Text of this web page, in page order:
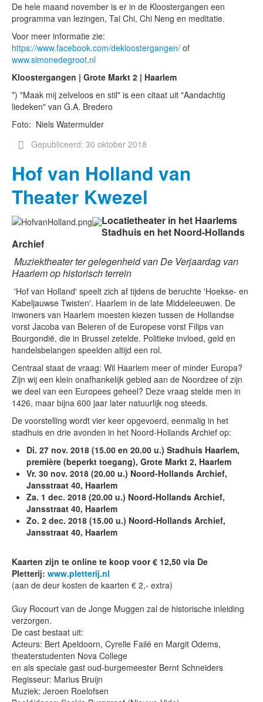
De hele maand november is er in de Kloostergangen een
programma van lezingen, Tai Chi, Chi Neng en meditatie.
Voor meer informatie zie:
https://www.facebook.com/dekloostergangen/ of
www.simonedegroot.nl
Kloostergangen | Grote Markt 2 | Haarlem
*) "Maak mij zelveloos en stil" is een citaat uit "Aandachtig
liedeken" van G.A. Bredero
Foto: Niels Watermulder
Gepubliceerd: 30 oktober 2018
Hof van Holland van
Theater Kwezel
Locatietheater in het Haarlems
Stadhuis en het Noord-Hollands
Archief
Muziektheater ter gelegenheid van De Verjaardag van
Haarlem op historisch terrein
'Hof van Holland' speelt zich af tijdens de beruchte 'Hoekse- en
Kabeljauwse Twisten'. Haarlem in de late Middeleeuwen. De
inwoners van Haarlem moesten kiezen tussen de Hollandse
vorst Jacoba van Beieren of de Europese vorst Filips van
Bourgondië, die in Brussel zetelde. Politieke invloed, geld en
handelsbelangen speelden altijd een rol.
Centraal staat de vraag: Wil Haarlem meer of minder Europa?
Zijn wij een klein onafhankelijk gebied aan de Noordzee of zijn
we deel van een Europees geheel? Deze vraag stelde men in
1426, maar bijna 600 jaar later natuurlijk nog steeds.
De voorstelling wordt vier keer opgevoerd, eenmalig in het
stadhuis en drie avonden in het Noord-Hollands Archief op:
Di. 27 nov. 2018 (15.00 en 20.00 u.) Stadhuis Haarlem,
première (beperkt toegang), Grote Markt 2, Haarlem
Vr. 30 nov. 2018 (20.00 u.) Noord-Hollands Archief,
Jansstraat 40, Haarlem
Za. 1 dec. 2018 (20.00 u.) Noord-Hollands Archief,
Jansstraat 40, Haarlem
Zo. 2 dec. 2018 (15.00 u.) Noord-Hollands Archief,
Jansstraat 40, Haarlem
Kaarten zijn te online te koop voor € 12,50 via De
Pletterij: www.pletterij.nl
(aan de deur kosten de kaarten € 2,- extra)
Guy Rocourt van de Jonge Muggen zal de historische inleiding
verzorgen.
De cast bestaat uit:
Acteurs: Bert Apeldoorn, Cyrelle Failé en Margit Odems,
theaterstudenten Nova College
en als speciale gast oud-burgemeester Bernt Schneiders
Regisseur: Marius Bruijn
Muziek: Jeroen Roelofsen